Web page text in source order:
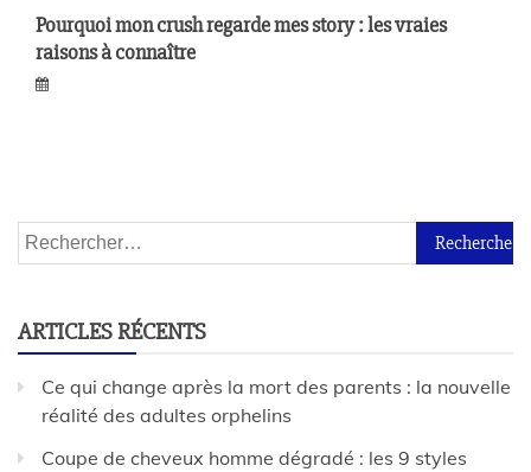
Pourquoi mon crush regarde mes story : les vraies
raisons à connaître
ARTICLES RÉCENTS
Ce qui change après la mort des parents : la nouvelle
réalité des adultes orphelins
Coupe de cheveux homme dégradé : les 9 styles